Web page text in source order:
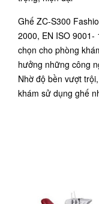
Ghế ZC-S300
2000, EN ISO
chọn cho phòng
hưởng những công
Nhờ độ bền vượt
khám sử dụng ghế